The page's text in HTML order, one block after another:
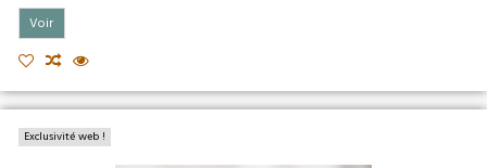
Voir
Exclusivité web !